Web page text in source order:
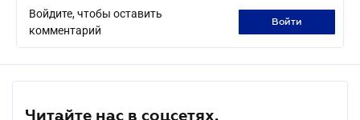
Войдите, чтобы оставить
комментарий
войти
Читайте нас в соцсетях.